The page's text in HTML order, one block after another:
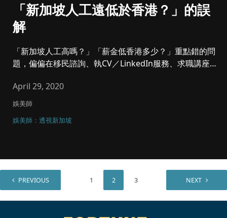
「新加坡人工遠低於香港？」的誤
解
「新加坡人工高嗎？」「薪金低香港多少？」重點錯的問
題，偏偏在移民諮詢、執CV／LinkedIn服務、求職講座
April 29, 2020
娛美師
娛美師：透視新加坡
PREVIOUS 1 2 3 NEXT